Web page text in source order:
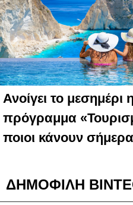
Ανοίγει το
πρόγραμμα
ποιοι κάνουν
ΔΗΜΟΦΙΛΗ